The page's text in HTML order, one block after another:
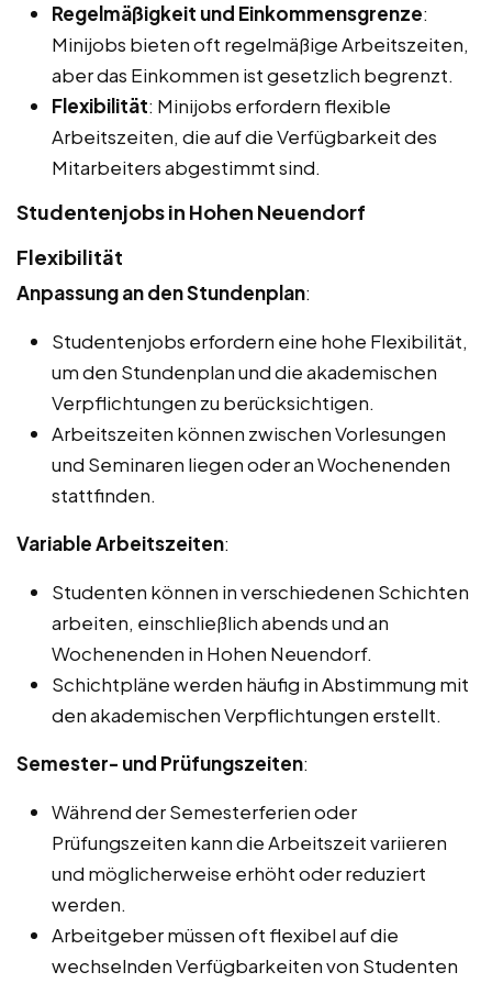
Regelmäßigkeit und Einkommensgrenze:
Minijobs bieten oft regelmäßige Arbeitszeiten,
aber das Einkommen ist gesetzlich begrenzt.
Flexibilität: Minijobs erfordern flexible
Arbeitszeiten, die auf die Verfügbarkeit des
Mitarbeiters abgestimmt sind.
Studentenjobs in Hohen Neuendorf
Flexibilität
Anpassung an den Stundenplan:
Studentenjobs erfordern eine hohe Flexibilität,
um den Stundenplan und die akademischen
Verpflichtungen zu berücksichtigen.
Arbeitszeiten können zwischen Vorlesungen
und Seminaren liegen oder an Wochenenden
stattfinden.
Variable Arbeitszeiten:
Studenten können in verschiedenen Schichten
arbeiten, einschließlich abends und an
Wochenenden in Hohen Neuendorf.
Schichtpläne werden häufig in Abstimmung mit
den akademischen Verpflichtungen erstellt.
Semester- und Prüfungszeiten:
Während der Semesterferien oder
Prüfungszeiten kann die Arbeitszeit variieren
und möglicherweise erhöht oder reduziert
werden.
Arbeitgeber müssen oft flexibel auf die
wechselnden Verfügbarkeiten von Studenten